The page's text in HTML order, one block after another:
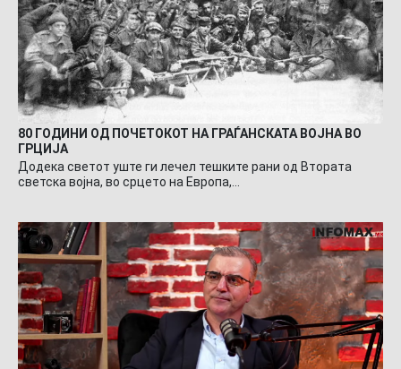
80 ГОДИНИ ОД ПОЧЕТОКОТ НА ГРАЃАНСКАТА ВОЈНА ВО
ГРЦИЈА
Додека светот уште ги лечел тешките рани од Втората
светска војна, во срцето на Европа,…